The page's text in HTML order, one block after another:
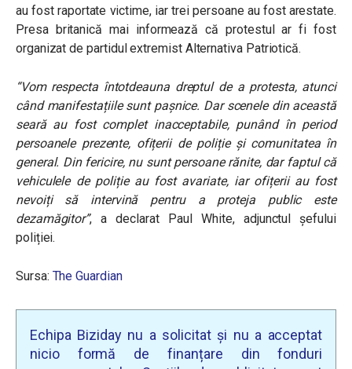
au fost raportate victime, iar trei persoane au fost arestate.
Presa britanică mai informează că protestul ar fi fost
organizat de partidul extremist Alternativa Patriotică.
“Vom respecta întotdeauna dreptul de a protesta, atunci
când manifestațiile sunt pașnice. Dar scenele din această
seară au fost complet inacceptabile, punând în period
persoanele prezente, ofițerii de poliție și comunitatea în
general. Din fericire, nu sunt persoane rănite, dar faptul că
vehiculele de poliție au fost avariate, iar ofițerii au fost
nevoiți să intervină pentru a proteja public este
dezamăgitor”, a declarat Paul White, adjunctul șefului
poliției.
Sursa: The Guardian
Echipa Biziday nu a solicitat și nu a acceptat
nicio formă de finanțare din fonduri